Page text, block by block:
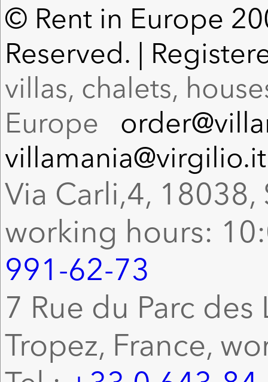
© Rent in Europe
Reserved. |
villas, chalets,
Europe
villamania@virgilio.it
Via Carli,4, 18038,
working hours:
991-62-73
7 Rue du Parc
Tropez, France,